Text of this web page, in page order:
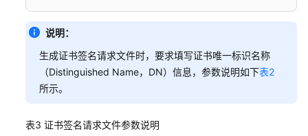
使
用
华
为
SDK
接
备
说明：
生成证书签名请求文件时，要求填写证书唯一标识名称
（Distinguished Name，DN）信息，参数说明如下表2
所示。
表3 证书签名请求文件参数说明